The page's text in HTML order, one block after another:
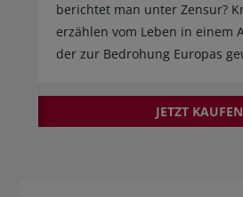
berichtet man unter Zensur?
erzählen vom Leben in einem
der zur Bedrohung Europas
JETZT KAUFEN